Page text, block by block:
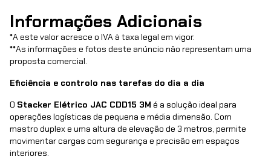
Informações Adicionais
*A este valor acresce o IVA à taxa legal em vigor.
**As informações e fotos deste anúncio não representam uma
proposta comercial.
Eficiência e controlo nas tarefas do dia a dia
O Stacker Elétrico JAC CDD15 3M é a solução ideal para
operações logísticas de pequena e média dimensão. Com
mastro duplex e uma altura de elevação de 3 metros, permite
movimentar cargas com segurança e precisão em espaços
interiores.